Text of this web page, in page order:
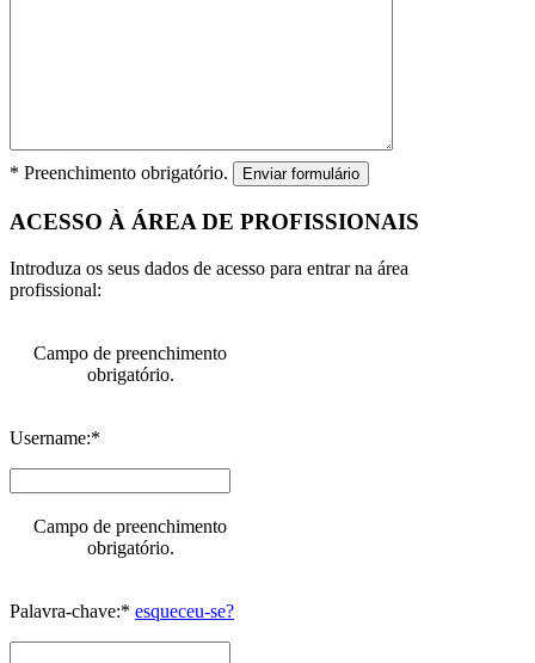
* Preenchimento obrigatório. Enviar formulário
ACESSO À ÁREA DE PROFISSIONAIS
Introduza os seus dados de acesso para entrar na área
profissional:
Campo de preenchimento
obrigatório.
Username:*
Campo de preenchimento
obrigatório.
Palavra-chave:* esqueceu-se?